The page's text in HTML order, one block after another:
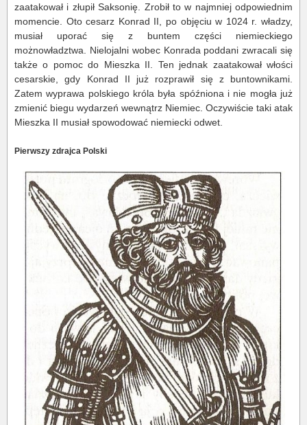
zaatakował i złupił Saksonię. Zrobił to w najmniej odpowiednim
momencie. Oto cesarz Konrad II, po objęciu w 1024 r. władzy,
musiał uporać się z buntem części niemieckiego
możnowładztwa. Nielojalni wobec Konrada poddani zwracali się
także o pomoc do Mieszka II. Ten jednak zaatakował włości
cesarskie, gdy Konrad II już rozprawił się z buntownikami.
Zatem wyprawa polskiego króla była spóźniona i nie mogła już
zmienić biegu wydarzeń wewnątrz Niemiec. Oczywiście taki atak
Mieszka II musiał spowodować niemiecki odwet.
Pierwszy zdrajca Polski